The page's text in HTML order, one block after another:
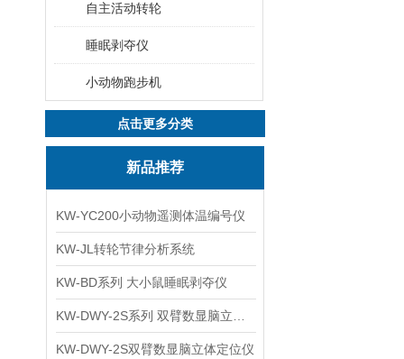
自主活动转轮
睡眠剥夺仪
小动物跑步机
点击更多分类
新品推荐
KW-YC200小动物遥测体温编号仪
KW-JL转轮节律分析系统
KW-BD系列 大小鼠睡眠剥夺仪
KW-DWY-2S双臂数显脑立体定位仪